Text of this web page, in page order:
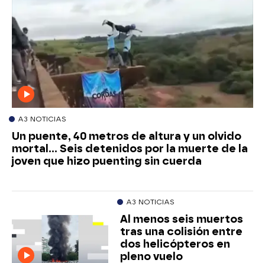
A3 NOTICIAS
Un puente, 40 metros de altura y un olvido
mortal... Seis detenidos por la muerte de la
joven que hizo puenting sin cuerda
A3 NOTICIAS
Al menos seis muertos
tras una colisión entre
dos helicópteros en
pleno vuelo